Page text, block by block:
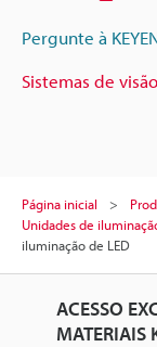
Pergunte à
Sistemas de visão
Página inicial
Unidades de
iluminação de LED
ACESSO
MATERIAIS